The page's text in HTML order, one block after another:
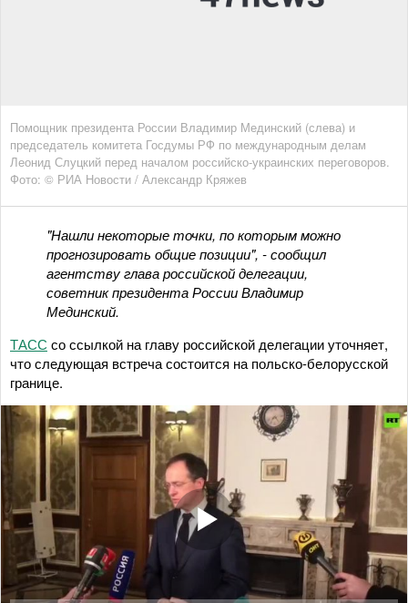
Помощник президента России Владимир Мединский (слева) и
председатель комитета Госдумы РФ по международным делам
Леонид Слуцкий перед началом российско-украинских переговоров.
Фото: © РИА Новости / Александр Кряжев
"Нашли некоторые точки, по которым можно
прогнозировать общие позиции", - сообщил
агентству глава российской делегации,
советник президента России Владимир
Мединский.
ТАСС со ссылкой на главу российской делегации уточняет,
что следующая встреча состоится на польско-белорусской
границе.